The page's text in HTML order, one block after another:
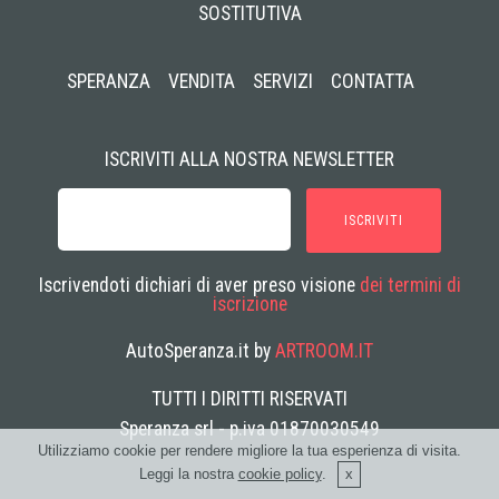
SOSTITUTIVA
SPERANZA VENDITA SERVIZI CONTATTA
ISCRIVITI ALLA NOSTRA NEWSLETTER
ISCRIVITI
Iscrivendoti dichiari di aver preso visione dei termini di
iscrizione
AutoSperanza.it by ARTROOM.IT
TUTTI I DIRITTI RISERVATI
Speranza srl - p.iva 01870030549
Utilizziamo cookie per rendere migliore la tua esperienza di visita.
Leggi la nostra cookie policy.